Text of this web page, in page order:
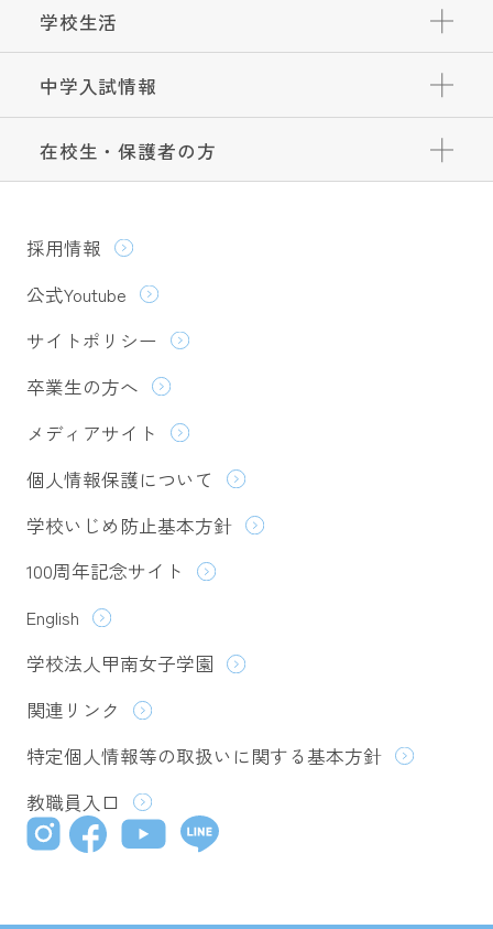
学校生活
中学入試情報
在校生・保護者の方
採用情報
公式Youtube
サイトポリシー
卒業生の方へ
メディアサイト
個人情報保護について
学校いじめ防止基本方針
100周年記念サイト
English
学校法人甲南女子学園
関連リンク
特定個人情報等の取扱いに関する基本方針
教職員入口